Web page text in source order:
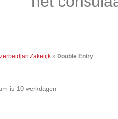
Zakelijk » Double Entry
is 10 werkdagen